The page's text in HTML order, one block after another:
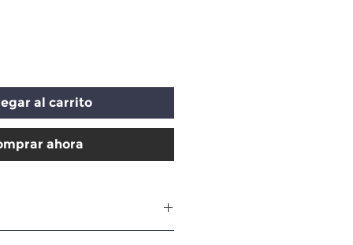
al carrito
ahora